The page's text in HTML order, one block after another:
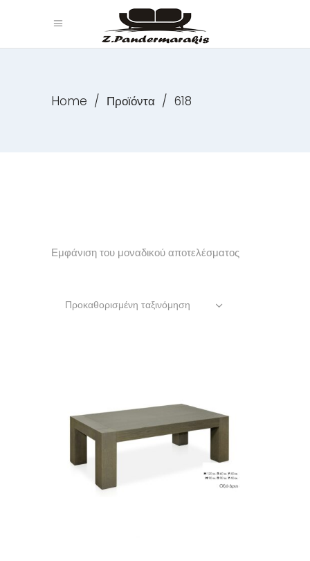
Home / Προϊόντα / 618
Εμφάνιση του μοναδικού αποτελέσματος
Προκαθορισμένη ταξινόμηση